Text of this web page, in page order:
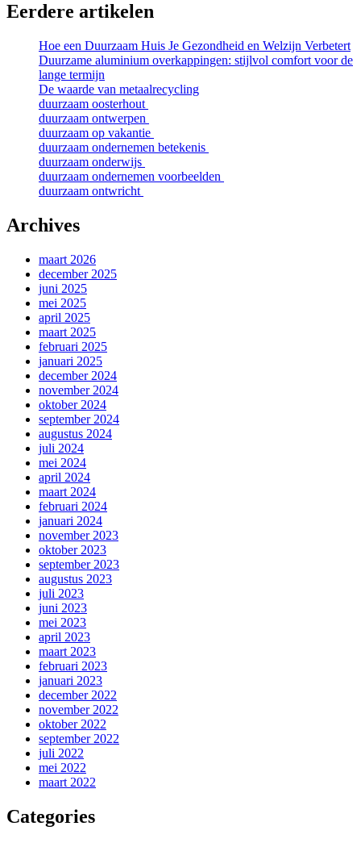
Eerdere artikelen
Hoe een Duurzaam Huis Je Gezondheid en Welzijn Verbetert
Duurzame aluminium overkappingen: stijlvol comfort voor de
lange termijn
De waarde van metaalrecycling
duurzaam oosterhout
duurzaam ontwerpen
duurzaam op vakantie
duurzaam ondernemen betekenis
duurzaam onderwijs
duurzaam ondernemen voorbeelden
duurzaam ontwricht
Archives
maart 2026
december 2025
juni 2025
mei 2025
april 2025
maart 2025
februari 2025
januari 2025
december 2024
november 2024
oktober 2024
september 2024
augustus 2024
juli 2024
mei 2024
april 2024
maart 2024
februari 2024
januari 2024
november 2023
oktober 2023
september 2023
augustus 2023
juli 2023
juni 2023
mei 2023
april 2023
maart 2023
februari 2023
januari 2023
december 2022
november 2022
oktober 2022
september 2022
juli 2022
mei 2022
maart 2022
Categories